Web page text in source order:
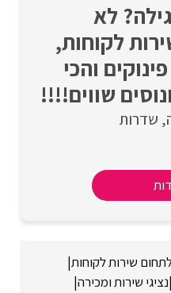
לא
לקוחות,
והכי
שווים!!!!
שדרות
שירות לקוחות|
|נציגי שירות ומכירה|